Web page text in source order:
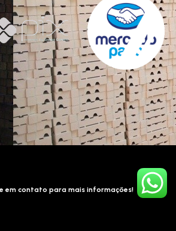
em contato para mais informações!